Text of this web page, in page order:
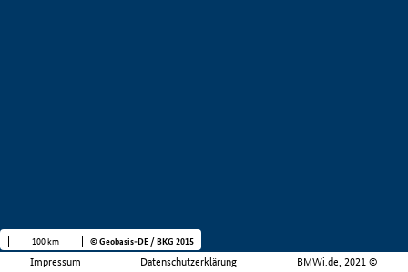
Impressum Datenschutzerklärung BMWi.de, 2021 ©
100 km © Geobasis-DE / BKG 2015